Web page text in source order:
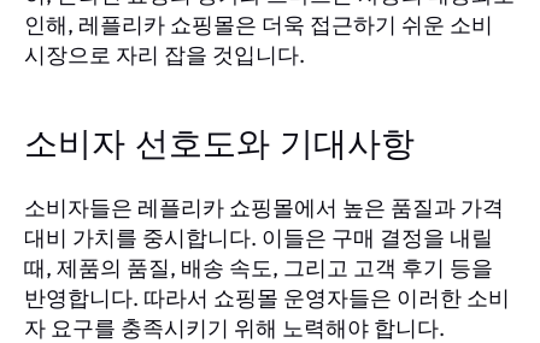
인해, 레플리카 쇼핑몰은 더욱 접근하기 쉬운 소비
시장으로 자리 잡을 것입니다.
소비자 선호도와 기대사항
소비자들은 레플리카 쇼핑몰에서 높은 품질과 가격
대비 가치를 중시합니다. 이들은 구매 결정을 내릴
때, 제품의 품질, 배송 속도, 그리고 고객 후기 등을
반영합니다. 따라서 쇼핑몰 운영자들은 이러한 소비
자 요구를 충족시키기 위해 노력해야 합니다.